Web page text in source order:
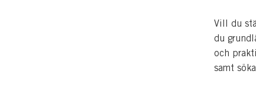
Vill du
du
och
samt